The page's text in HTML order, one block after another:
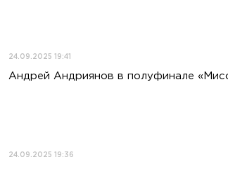
24.09.2025 19:41
Андрей Андриянов в полуфинале
24.09.2025 19:36